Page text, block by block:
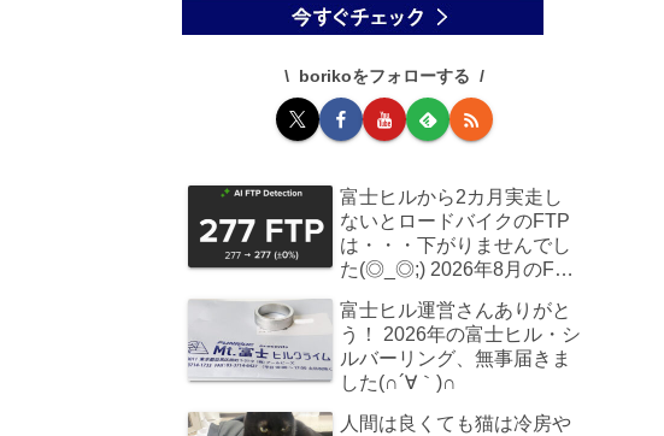
borikoをフォローする
富士ヒルから2カ月実走し
ないとロードバイクのFTP
は・・・下がりませんでし
た(◎_◎;) 2026年8月のFTP
富士ヒル運営さんありがと
う！ 2026年の富士ヒル・シ
ルバーリング、無事届きま
した(∩´∀｀)∩
人間は良くても猫は冷房や